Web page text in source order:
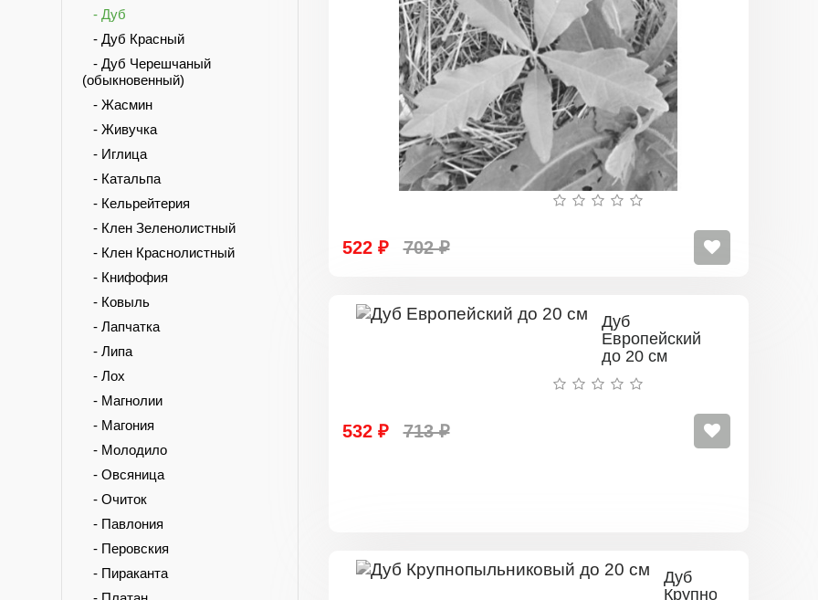
- Дуб
- Дуб Красный
- Дуб Черешчаный
(обыкновенный)
- Жасмин
- Живучка
- Иглица
- Катальпа
- Кельрейтерия
- Клен Зеленолистный
- Клен Краснолистный
- Книфофия
- Ковыль
- Лапчатка
- Липа
- Лох
- Магнолии
- Магония
- Молодило
- Овсяница
- Очиток
- Павлония
- Перовския
- Пираканта
522 ₽ 702 ₽
Дуб
Европейский
до 20 см
532 ₽ 713 ₽
Дуб